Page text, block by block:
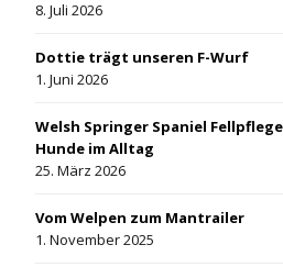
8. Juli 2026
Dottie trägt unseren F-Wurf
1. Juni 2026
Welsh Springer Spaniel
Hunde im Alltag
25. März 2026
Vom Welpen zum Mantrailer
1. November 2025